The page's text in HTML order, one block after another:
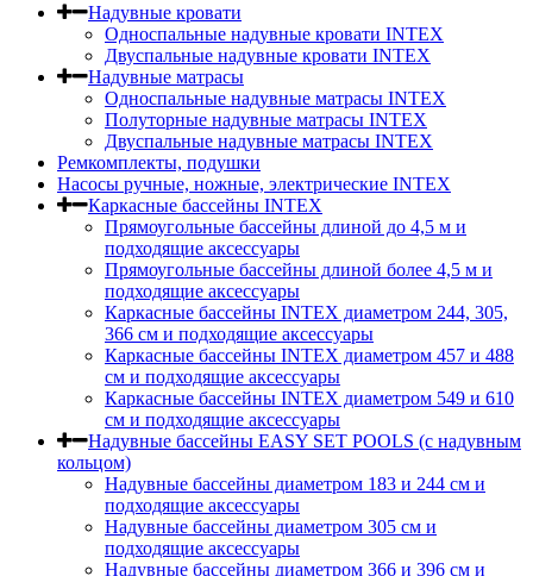
Надувные кровати
Односпальные надувные кровати INTEX
Двуспальные надувные кровати INTEX
Надувные матрасы
Односпальные надувные матрасы INTEX
Полуторные надувные матрасы INTEX
Двуспальные надувные матрасы INTEX
Ремкомплекты, подушки
Насосы ручные, ножные, электрические INTEX
Каркасные бассейны INTEX
Прямоугольные бассейны длиной до 4,5 м и
подходящие аксессуары
Прямоугольные бассейны длиной более 4,5 м и
подходящие аксессуары
Каркасные бассейны INTEX диаметром 244, 305,
366 см и подходящие аксессуары
Каркасные бассейны INTEX диаметром 457 и 488
cм и подходящие аксессуары
Каркасные бассейны INTEX диаметром 549 и 610
см и подходящие аксессуары
Надувные бассейны EASY SET POOLS (с надувным
кольцом)
Надувные бассейны диаметром 183 и 244 см и
подходящие аксессуары
Надувные бассейны диаметром 305 см и
подходящие аксессуары
Надувные бассейны диаметром 366 и 396 см и